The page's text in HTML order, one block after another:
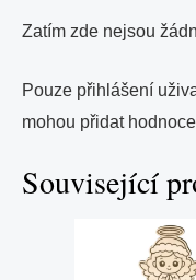
Zatím zde nejsou
Pouze přihlášení
mohou přidat
Související